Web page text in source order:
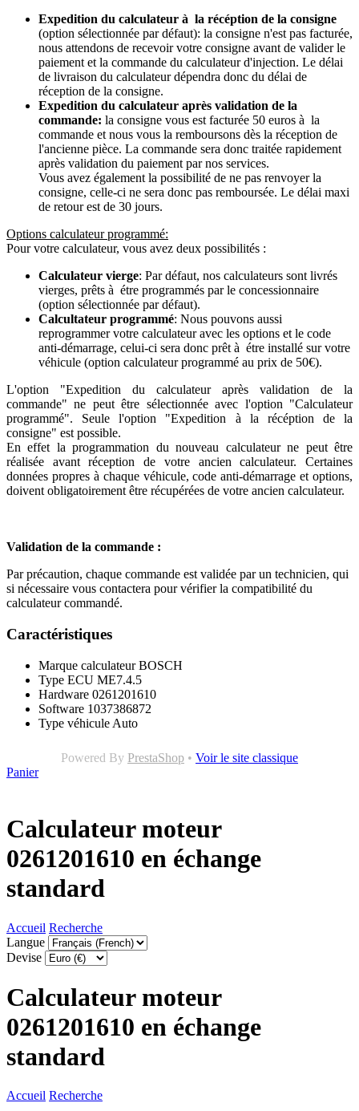
Expedition du calculateur à la récéption de la consigne
(option sélectionnée par défaut): la consigne n'est pas facturée,
nous attendons de recevoir votre consigne avant de valider le
paiement et la commande du calculateur d'injection. Le délai
de livraison du calculateur dépendra donc du délai de
réception de la consigne.
Expedition du calculateur après validation de la
commande: la consigne vous est facturée 50 euros à la
commande et nous vous la remboursons dès la réception de
l'ancienne pièce. La commande sera donc traitée rapidement
après validation du paiement par nos services.
Vous avez également la possibilité de ne pas renvoyer la
consigne, celle-ci ne sera donc pas remboursée. Le délai maxi
de retour est de 30 jours.
Options calculateur programmé:
Pour votre calculateur, vous avez deux possibilités :
Calculateur vierge: Par défaut, nos calculateurs sont livrés
vierges, prêts à étre programmés par le concessionnaire
(option sélectionnée par défaut).
Calcultateur programmé: Nous pouvons aussi
reprogrammer votre calculateur avec les options et le code
anti-démarrage, celui-ci sera donc prêt à étre installé sur votre
véhicule (option calculateur programmé au prix de 50€).
L'option "Expedition du calculateur après validation de la
commande" ne peut être sélectionnée avec l'option "Calculateur
programmé". Seule l'option "Expedition à la récéption de la
consigne" est possible.
En effet la programmation du nouveau calculateur ne peut être
réalisée avant réception de votre ancien calculateur. Certaines
données propres à chaque véhicule, code anti-démarrage et options,
doivent obligatoirement être récupérées de votre ancien calculateur.
Validation de la commande :
Par précaution, chaque commande est validée par un technicien, qui
si nécessaire vous contactera pour vérifier la compatibilité du
calculateur commandé.
Caractéristiques
Marque calculateur BOSCH
Type ECU ME7.4.5
Hardware 0261201610
Software 1037386872
Type véhicule Auto
Powered By PrestaShop • Voir le site classique
Panier
Calculateur moteur
0261201610 en échange
standard
Accueil Recherche
Langue
Devise
Calculateur moteur
0261201610 en échange
standard
Accueil Recherche